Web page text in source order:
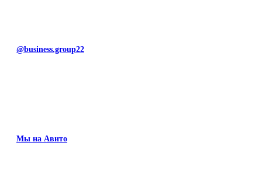
@business.group22
Мы на Авито